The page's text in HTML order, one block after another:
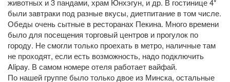
животных и 3 пандами, храм Юнхэгун, и др. В гостинице 4*
были завтраки под разные вкусы, диетпитание в том числе.
Обеды очень сытные в ресторанах Пекина. Много времени
было для посещения торговый центров и прогулок по
городу. Не смогли только проехать в метро, наличные там
не проходят, если есть возможность, надо подключить
Alipay. В самом номере отеля работает вайфай.
По нашей группе было только двое из Минска, остальные